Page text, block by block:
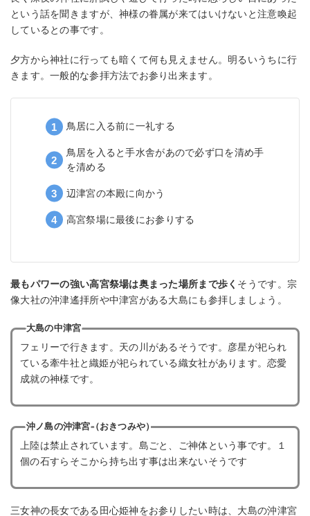
という話を聞きますが、神様の眷属が来てはいけないと注意喚起
しているとの事です。
夕方から神社に行っても暗くて何も見えません。明るいうちに行
きます。一般的な参拝方法でお参り出来ます。
鳥居に入る前に一礼する
鳥居を入ると手水舎があので必ず口を清め手
を清める
辺津宮の本殿に向かう
高宮祭場に最後にお参りする
最もパワーの強い高宮祭場は奥まった場所まで歩く そうです。宗
像大社の沖津遙拝所や中津宮がある大島にも参拝しましょう。
大島の中津宮
フェリーで行きます。天の川があるそうです。彦星が祀られ
ている牽牛社と織姫が祀られている織女社があります。恋愛
成就の神様です。
沖ノ島の沖津宮（おきつみや）
上陸は禁止されています。島ごと、ご神体という事です。１
個の石すらそこから持ち出す事は出来ないそうです
三女神の長女である田心姫神をお参りしたい時は、大島の沖津宮